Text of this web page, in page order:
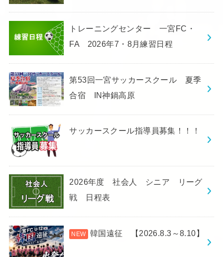
トレーニングセンター 一宮FC・
FA 2026年7・8月練習日程
第53回一宮サッカースクール 夏季
合宿 IN神鍋高原
サッカースクール指導員募集！！！
2026年度 社会人 シニア リーグ
戦 日程表
韓国遠征 【2026.8.3～8.10】